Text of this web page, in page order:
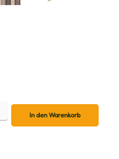
In den Warenkorb